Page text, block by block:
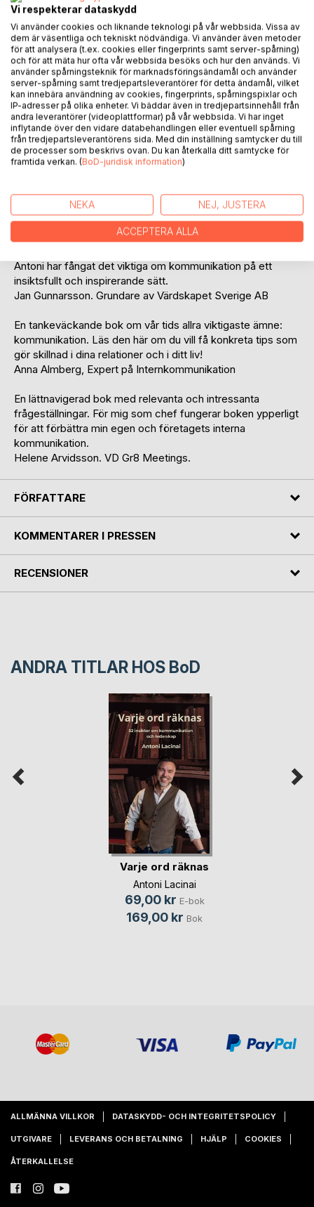
Vad är det för skillnad på att höra och att lyssna? Kan du bli
påverkad av någon du inte ens träffat? Kan kroppen tala?
Antoni Lacinai har i denna tankeväckande bok samlat 20
kommunikationsnycklar som gör att du lättare kommer
överens med människor, skapar mer arbetsglädje och
presterar bättre tillsammans. Den är till för dig som vill ha en
bra arbetsplats med goda relationer till både kollegor,
kunder och leverantörer. Några tips går till och med att
använda hemma!
Årets Marknadsföringsbok och Årets Projektledarbok.
Läsare har sagt:
Efter att ha arbetat med kommunikation hela mitt liv, inser
Antoni har fångat det viktiga om kommunikation på ett
insiktsfullt och inspirerande sätt.
Jan Gunnarsson. Grundare av Värdskapet Sverige AB
En tankeväckande bok om vår tids allra viktigaste ämne:
kommunikation. Läs den här om du vill få konkreta tips som
gör skillnad i dina relationer och i ditt liv!
Anna Almberg, Expert på Internkommunikation
En lättnavigerad bok med relevanta och intressanta
frågeställningar. För mig som chef fungerar boken ypperligt
för att förbättra min egen och företagets interna
kommunikation.
Helene Arvidsson. VD Gr8 Meetings.
FÖRFATTARE
KOMMENTARER I PRESSEN
RECENSIONER
ANDRA TITLAR HOS BoD
Varje ord räknas
Antoni Lacinai
69,00 kr E-bok
169,00 kr Bok
ALLMÄNNA VILLKOR DATASKYDD- OCH INTEGRITETSPOLICY
UTGIVARE LEVERANS OCH BETALNING HJÄLP COOKIES
ÅTERKALLELSE
Vi respekterar dataskydd
Vi använder cookies och liknande teknologi på vår webbsida. Vissa av
dem är väsentliga och tekniskt nödvändiga. Vi använder även metoder
för att analysera (t.ex. cookies eller fingerprints samt server-spårning)
och för att mäta hur ofta vår webbsida besöks och hur den används. Vi
använder spårningsteknik för marknadsföringsändamål och använder
server-spårning samt tredjepartsleverantörer för detta ändamål, vilket
kan innebära användning av cookies, fingerprints, spårningspixlar och
IP-adresser på olika enheter. Vi bäddar även in tredjepartsinnehåll från
andra leverantörer (videoplattformar) på vår webbsida. Vi har inget
inflytande över den vidare databehandlingen eller eventuell spårning
från tredjepartsleverantörens sida. Med din inställning samtycker du till
de processer som beskrivs ovan. Du kan återkalla ditt samtycke för
framtida verkan. (BoD-juridisk information)
NEKA NEJ, JUSTERA
ACCEPTERA ALLA